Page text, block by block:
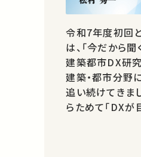
令和7年度初回
は、「今だから聞
建築都市DX研
建築・都市分野
追い続けてきま
らためて「DXが